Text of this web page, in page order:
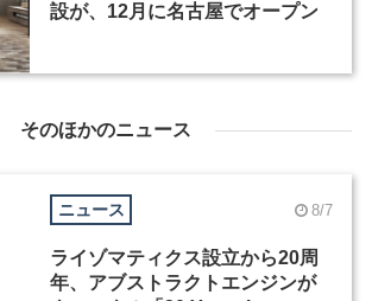
設が、12月に名古屋でオープン
そのほかのニュース
ニュース 8/7
ライゾマティクス設立から20周
年、アブストラクトエンジンが